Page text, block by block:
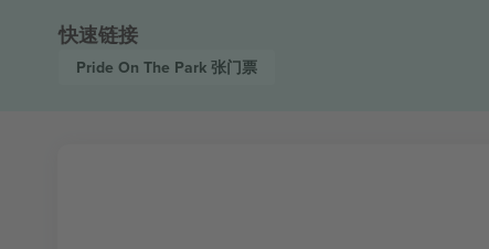
快速链接
Pride On The Park 张门票